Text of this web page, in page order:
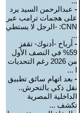
- عبدالرحمن السيد يرد
على هجمات ترامب عبر
CNN: -الرجل لا يستطي
...
- أرباح -أدنوك- تقفز
59% في النصف الأول
من 2026 رغم التحديات
ا ...
- بعد اتهام سائق تطبيق
نقل ذكي بالتحرش..
الداخلية المصرية
تكشف ...